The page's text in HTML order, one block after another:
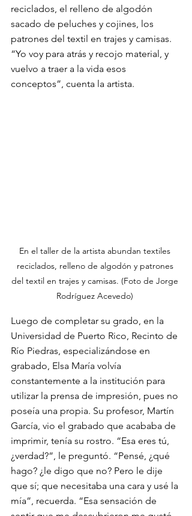
reciclados, el relleno de algodón
sacado de peluches y cojines, los
patrones del textil en trajes y camisas.
“Yo voy para atrás y recojo material, y
vuelvo a traer a la vida esos
conceptos”, cuenta la artista.
En el taller de la artista abundan textiles
reciclados, relleno de algodón y patrones
del textil en trajes y camisas. (Foto de Jorge
Rodríguez Acevedo)
Luego de completar su grado, en la
Universidad de Puerto Rico, Recinto de
Río Piedras, especializándose en
grabado, Elsa María volvía
constantemente a la institución para
utilizar la prensa de impresión, pues no
poseía una propia. Su profesor, Martín
García, vio el grabado que acababa de
imprimir, tenía su rostro. “Esa eres tú,
¿verdad?”, le preguntó. “Pensé, ¿qué
hago? ¿le digo que no? Pero le dije
que sí; que necesitaba una cara y usé la
mía”, recuerda. “Esa sensación de